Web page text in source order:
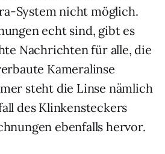
System nicht möglich.
echt sind, gibt es
Nachrichten für alle, die
Kameralinse
steht die Linse nämlich
des Klinkensteckers
ebenfalls hervor.